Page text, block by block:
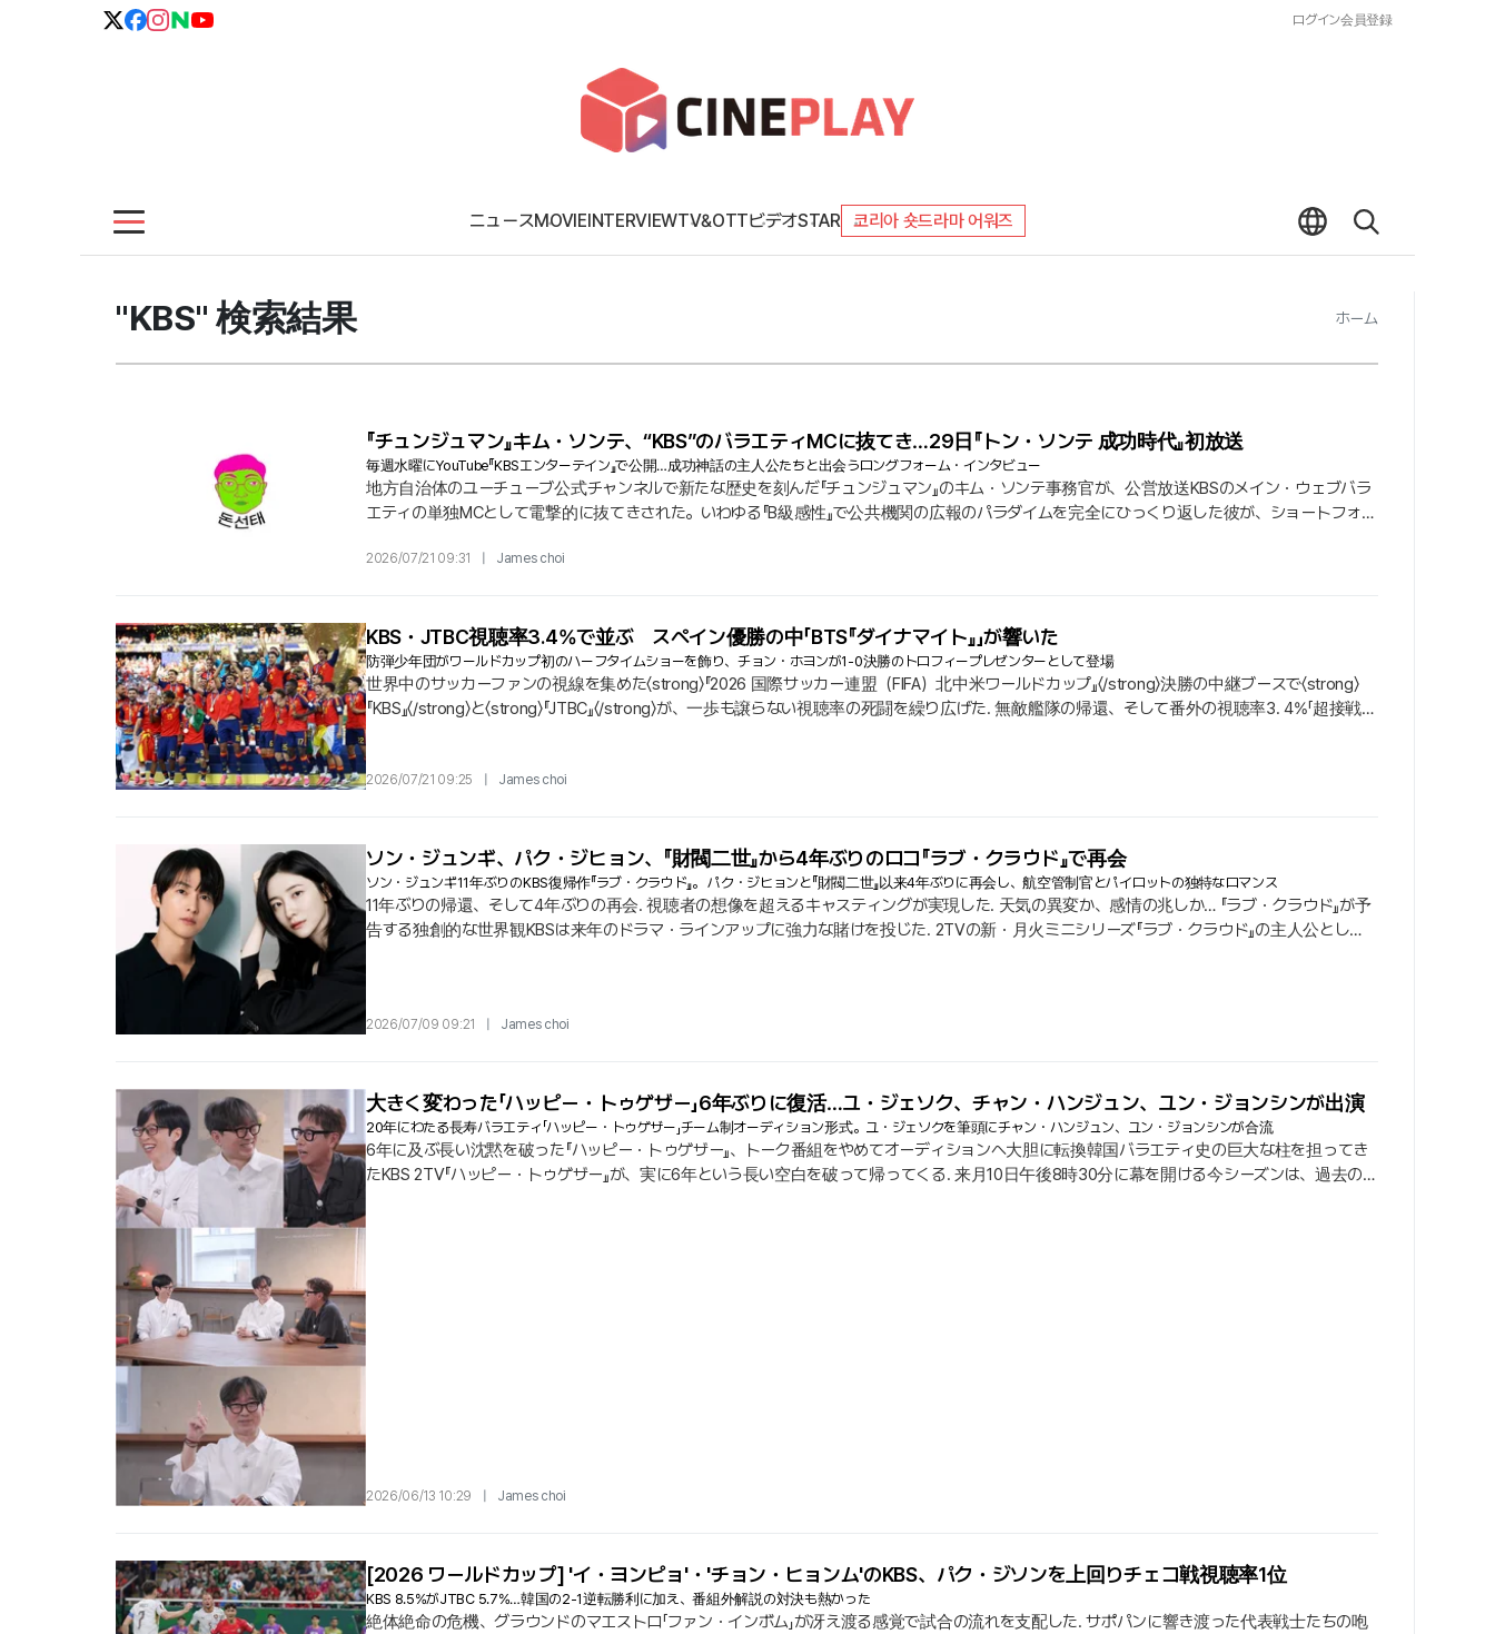
ログイン会員登録
ニュースMOVIEINTERVIEWTV&OTTビデオSTAR 코리아 숏드라마 어워즈
"KBS" 検索結果 ホーム
『チュンジュマン』キム・ソンテ、“KBS”のバラエティMCに抜てき…29日『トン・ソンテ 成功時代』初放送
毎週水曜にYouTube『KBSエンターテイン』で公開…成功神話の主人公たちと出会うロングフォーム・インタビュー
地方自治体のユーチューブ公式チャンネルで新たな歴史を刻んだ『チュンジュマン』のキム・ソンテ事務官が、公営放送KBSのメイン・ウェブバラ
エティの単独MCとして電撃的に抜てきされた。いわゆる『B級感性』で公共機関の広報のパラダイムを完全にひっくり返した彼が、ショートフォー
グフォーム・インタビューに進化した『広報の神』KBSは、29日から毎週水曜に、キム・ソンテが単独で進行を担当するウェブバラエティ『トン・
2026/07/21 09:31 | James choi
KBS・JTBC視聴率3.4%で並ぶ スペイン優勝の中「BTS『ダイナマイト』」が響いた
防弾少年団がワールドカップ初のハーフタイムショーを飾り、チョン・ホヨンが1-0決勝のトロフィープレゼンターとして登場
世界中のサッカーファンの視線を集めた〈strong〉『2026 国際サッカー連盟（FIFA）北中米ワールドカップ』〈/strong〉決勝の中継ブースで〈strong〉
『KBS』〈/strong〉と〈strong〉『JTBC』〈/strong〉が、一歩も譲らない視聴率の死闘を繰り広げた. 無敵艦隊の帰還、そして番外の視聴率3. 4%「超接戦」
2026/07/21 09:25 James choi
ソン・ジュンギ、パク・ジヒョン、『財閥二世』から4年ぶりのロコ『ラブ・クラウド』で再会
ソン・ジュンギ11年ぶりのKBS復帰作『ラブ・クラウド』。 パク・ジヒョンと『財閥二世』以来4年ぶりに再会し、航空管制官とパイロットの独特なロマンス
11年ぶりの帰還、そして4年ぶりの再会. 視聴者の想像を超えるキャスティングが実現した. 天気の異変か、感情の兆しか… 『ラブ・クラウド』が予
告する独創的な世界観KBSは来年のドラマ・ラインアップに強力な賭けを投じた. 2TVの新・月火ミニシリーズ『ラブ・クラウド』の主人公とし
2026/07/09 09:21 James choi
大きく変わった「ハッピー・トゥゲザー」6年ぶりに復活…ユ・ジェソク、チャン・ハンジュン、ユン・ジョンシンが出演
20年にわたる長寿バラエティ「ハッピー・トゥゲザー」チーム制オーディション形式。ユ・ジェソクを筆頭にチャン・ハンジュン、ユン・ジョンシンが合流
6年に及ぶ長い沈黙を破った『ハッピー・トゥゲザー』、トーク番組をやめてオーディションへ大胆に転換韓国バラエティ史の巨大な柱を担ってき
たKBS 2TV『ハッピー・トゥゲザー』が、実に6年という長い空白を破って帰ってくる. 来月10日午後8時30分に幕を開ける今シーズンは、過去の
2026/06/13 10:29 James choi
[2026 ワールドカップ] 'イ・ヨンピョ'・'チョン・ヒョンム'のKBS、パク・ジソンを上回りチェコ戦視聴率1位
KBS 8.5%がJTBC 5.7%…韓国の2-1逆転勝利に加え、番組外解説の対決も熱かった
絶体絶命の危機、グラウンドのマエストロ「ファン・インボム」が冴え渡る感覚で試合の流れを支配した. サポパンに響き渡った代表戦士たちの咆